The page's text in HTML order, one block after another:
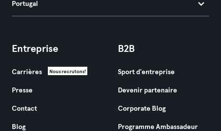
Portugal
Entreprise
Carrières Nous recrutons!
Presse
Contact
Blog
B2B
Sport d'entreprise
Devenir partenaire
Corporate Blog
Programme Ambassadeur